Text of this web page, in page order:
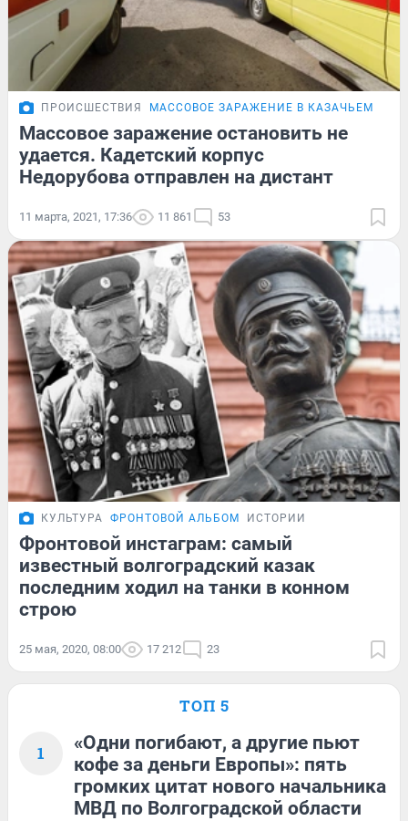
ПРОИСШЕСТВИЯ МАССОВОЕ ЗАРАЖЕНИЕ В КАЗАЧЬЕМ
Массовое заражение остановить не
удается. Кадетский корпус
Недорубова отправлен на дистант
11 марта, 2021, 17:36 11 861 53
КУЛЬТУРА ФРОНТОВОЙ АЛЬБОМ ИСТОРИИ
Фронтовой инстаграм: самый
известный волгоградский казак
последним ходил на танки в конном
строю
25 мая, 2020, 08:00 17 212 23
ТОП 5
1
«Одни погибают, а другие пьют
кофе за деньги Европы»: пять
громких цитат нового начальника
МВД по Волгоградской области